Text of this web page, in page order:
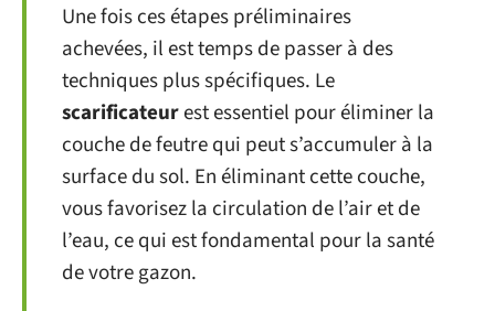
Une fois ces étapes préliminaires
achevées, il est temps de passer à des
techniques plus spécifiques. Le
scarificateurest essentiel pour éliminer la
couche de feutre qui peut s’accumuler à la
surface du sol. En éliminant cette couche,
vous favorisez la circulation de l’air et de
l’eau, ce qui est fondamental pour la santé
de votre gazon.